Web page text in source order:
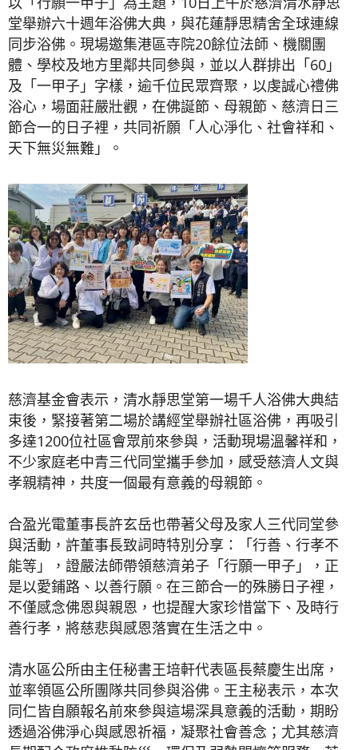
堂舉辦六十週年浴佛大典，與花蓮靜思精舍全球連線
同步浴佛。現場邀集港區寺院20餘位法師、機關團
體、學校及地方里鄰共同參與，並以人群排出「60」
及「一甲子」字樣，逾千位民眾齊聚，以虔誠心禮佛
浴心，場面莊嚴壯觀，在佛誕節、母親節、慈濟日三
節合一的日子裡，共同祈願「人心淨化、社會祥和、
天下無災無難」。
慈濟基金會表示，清水靜思堂第一場千人浴佛大典結
束後，緊接著第二場於講經堂舉辦社區浴佛，再吸引
多達1200位社區會眾前來參與，活動現場溫馨祥和，
不少家庭老中青三代同堂攜手參加，感受慈濟人文與
孝親精神，共度一個最有意義的母親節。
合盈光電董事長許玄岳也帶著父母及家人三代同堂參
與活動，許董事長致詞時特別分享：「行善、行孝不
能等」，證嚴法師帶領慈濟弟子「行願一甲子」，正
是以愛鋪路、以善行願。在三節合一的殊勝日子裡，
不僅感念佛恩與親恩，也提醒大家珍惜當下、及時行
善行孝，將慈悲與感恩落實在生活之中。
清水區公所由主任秘書王培軒代表區長蔡慶生出席，
並率領區公所團隊共同參與浴佛。王主秘表示，本次
同仁皆自願報名前來參與這場深具意義的活動，期盼
透過浴佛淨心與感恩祈福，凝聚社會善念；尤其慈濟